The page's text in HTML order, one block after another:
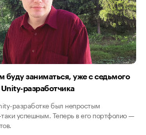
буду заниматься, уже с седьмого
разработчика
разработке был непростым
успешным. Теперь в его портфолио —